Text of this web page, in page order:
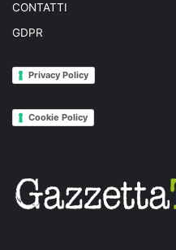
CONTATTI
GDPR
Privacy Policy
Cookie Policy